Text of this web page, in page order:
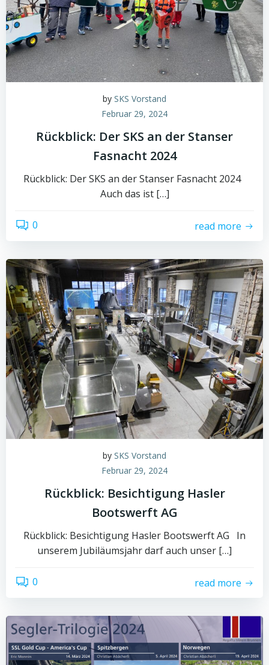
by SKS Vorstand
Februar 29, 2024
Rückblick: Der SKS an der Stanser
Fasnacht 2024
Rückblick: Der SKS an der Stanser Fasnacht 2024
Auch das ist […]
0 read more
by SKS Vorstand
Februar 29, 2024
Rückblick: Besichtigung Hasler
Bootswerft AG
Rückblick: Besichtigung Hasler Bootswerft AG In
unserem Jubiläumsjahr darf auch unser […]
0 read more